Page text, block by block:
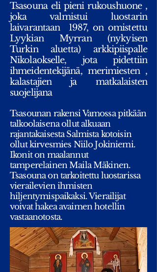
Tsasouna eli pieni rukoushuone ,
joka valmistui luostarin
laivarantaan 1987, on omistettu
Lyykian Myrran (nykyisen
Turkin aluetta) arkkipiispalle
Nikolaokselle, jota pidettiin
ihmeidentekijänä, merimiesten ,
kalastajien ja matkalaisten
suojelijana
Tsasounan rakensi Vamossa pitkään
talkoolaisena ollut alkuaan
rajantakaisesta Salmista kotoisin
ollut kirvesmies Niilo Jokiniemi.
Ikonit on maalannut
tamperelainen Maila Mäkinen.
Tsasouna on tarkoitettu luostarissa
vierailevien ihmisten
hiljentymispaikaksi. Vierailijat
voivat hakea avaimen hotellin
vastaanotosta.